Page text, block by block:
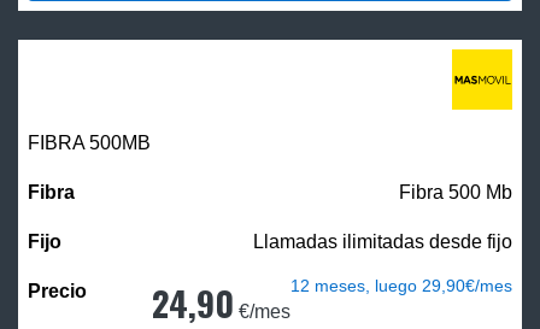
FIBRA500MB
Fibra 500 Mb
Llamadas ilimitadas desde fijo
24,90 €/mes
12 meses, luego 29,90€/mes